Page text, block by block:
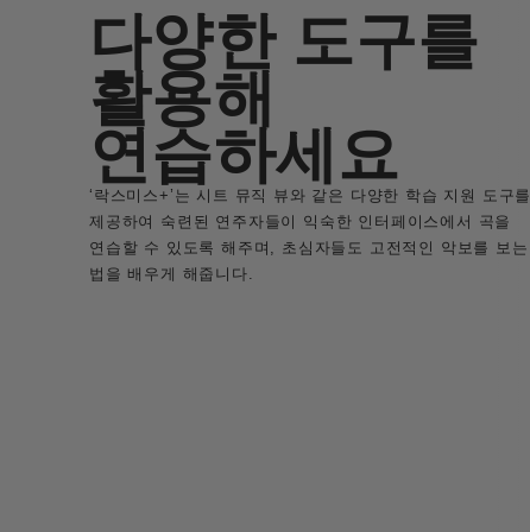
다양한 도구를
활용해
연습하세요
‘락스미스+’는 시트 뮤직 뷰와 같은 다양한 학습 지원 도구를
제공하여 숙련된 연주자들이 익숙한 인터페이스에서 곡을
연습할 수 있도록 해주며, 초심자들도 고전적인 악보를 보는
법을 배우게 해줍니다.